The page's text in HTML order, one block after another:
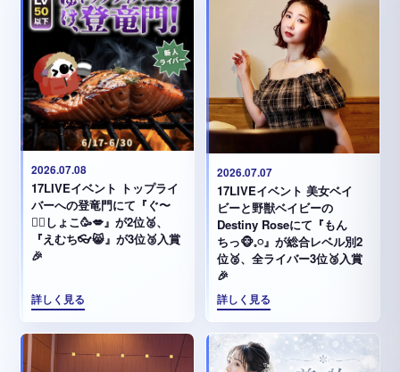
2026.07.08
17LIVEイベント トップライ
バーへの登竜門にて『ぐ〜
✊🏻‪しょこ🥳💋』が2位🥈、
『えむち👓😸』が3位🥉入賞
🎉
詳しく見る
2026.07.07
17LIVEイベント 美女ベイ
ビーと野獣ベイビーの
Destiny Roseにて『もん
ちっ🐵𓈒𓏸︎︎︎︎』が総合レベル別2
位🥈、全ライバー3位🥉入賞
🎉
詳しく見る